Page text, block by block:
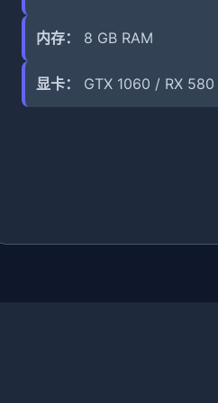
内存： 8 GB RAM
显卡： GTX 1060 / RX 580